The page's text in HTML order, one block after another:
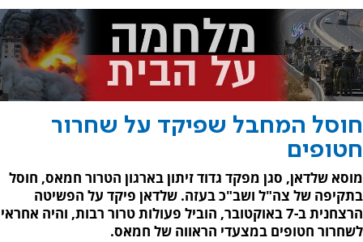
חוסל המחבל שפיקד על שחרור
חטופים
מוסא שלדאן, סגן מפקד גדוד זיתון בארגון הטרור חמאס, חוסל
בתקיפה של צה"ל ושב"כ בעזה. שלדאן פיקד על הפשיטה
הרצחנית ב-7 באוקטובר, הוביל פעולות טרור רבות, והיה אחראי
לשחרור חטופים במצעדי הראווה של חמאס.